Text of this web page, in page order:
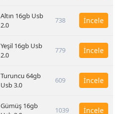
Altın 16gb Usb
2.0
738 İncele
Yeşil 16gb Usb
2.0
779 İncele
Turuncu 64gb
Usb 3.0
609 İncele
Gümüş 16gb
1039 İncele